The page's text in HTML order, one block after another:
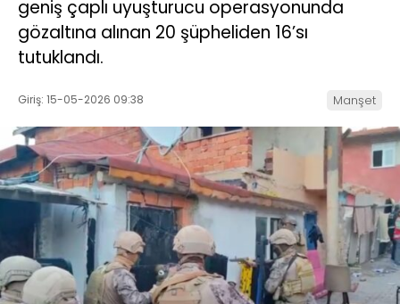
geniş çaplı uyuşturucu operasyonunda
gözaltına alınan 20 şüpheliden 16’sı
tutuklandı.
Giriş: 15-05-2026 09:38 Manşet